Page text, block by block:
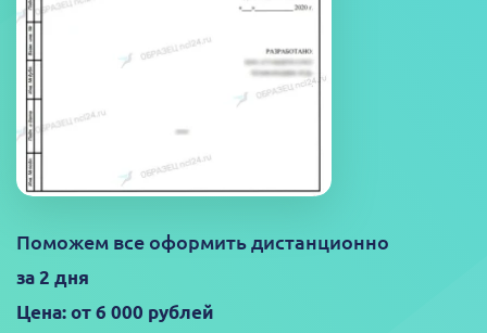
Поможем все оформить дистанционно
за 2 дня
Цена: от 6 000 рублей